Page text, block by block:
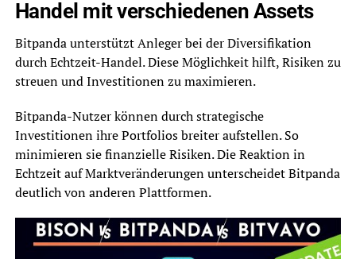
Handel mit verschiedenen Assets
Bitpanda unterstützt Anleger bei der Diversifikation
durch Echtzeit-Handel. Diese Möglichkeit hilft, Risiken zu
streuen und Investitionen zu maximieren.
Bitpanda-Nutzer können durch strategische
Investitionen ihre Portfolios breiter aufstellen. So
minimieren sie finanzielle Risiken. Die Reaktion in
Echtzeit auf Marktveränderungen unterscheidet Bitpanda
deutlich von anderen Plattformen.